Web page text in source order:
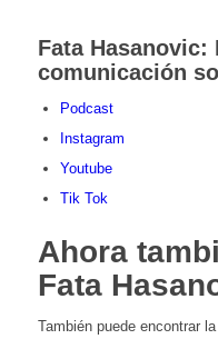
Fata Hasanovic:
comunicación
Podcast
Instagram
Youtube
Tik Tok
Ahora
Fata
También puede encontrar